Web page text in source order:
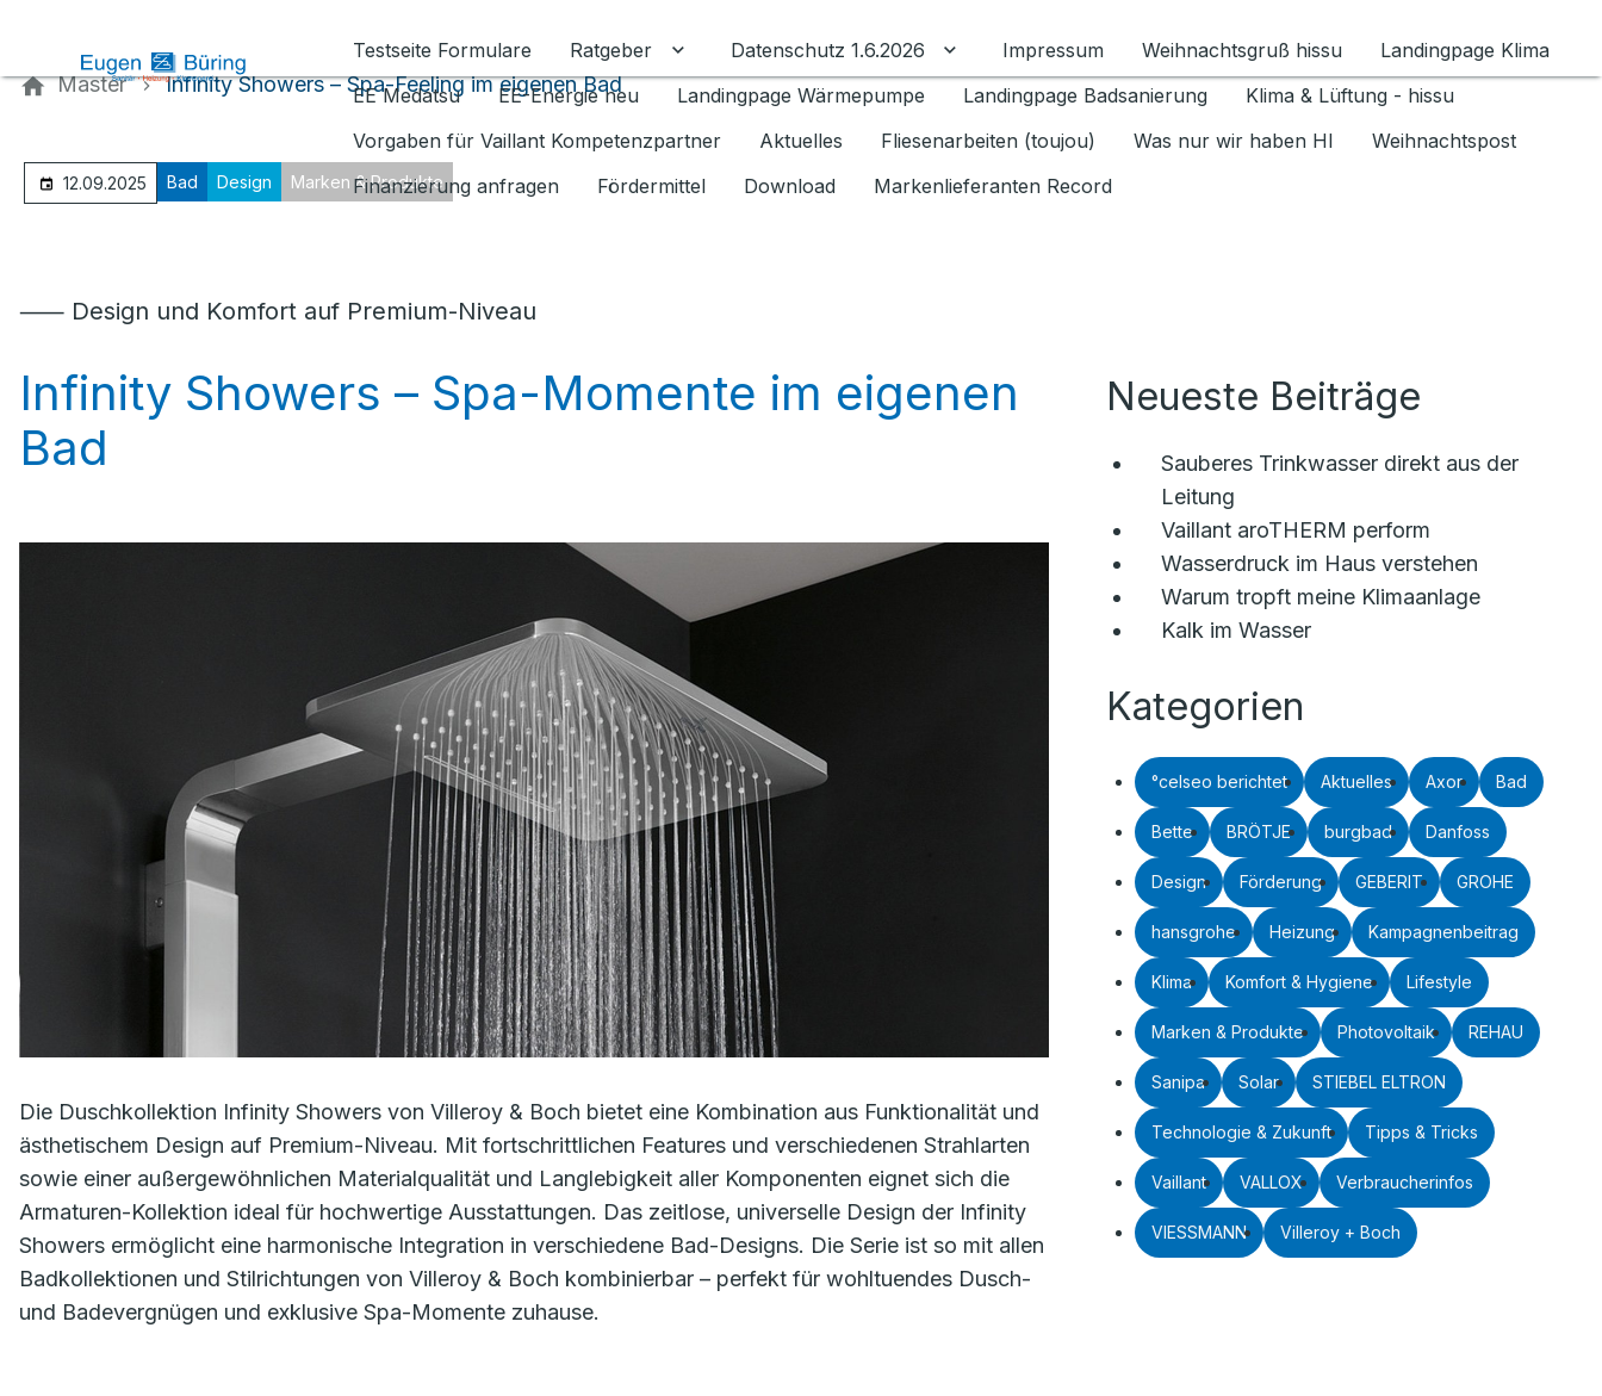
Testseite Formulare
Ratgeber Untermenü für Ratgeber umschalten
Datenschutz 1.6.2026 Untermenü für Datenschutz 1.6.2026 umschalten
Impressum Weihnachtsgruß hissu
Landingpage Klima
EE Medatsu
EE-Energie neu Landingpage Wärmepumpe Landingpage Badsanierung
Klima & Lüftung - hissu
Vorgaben für Vaillant Kompetenzpartner
Aktuelles Fliesenarbeiten (toujou) Was nur wir haben HI
Weihnachtspost
Finanzierung anfragen
Fördermittel Download Markenlieferanten Record
Master Infinity Showers – Spa-Feeling im eigenen Bad
12.09.2025 Bad Design Marken & Produkte
⸺ Design und Komfort auf Premium-Niveau
Infinity Showers – Spa-Momente im eigenen
Bad
Die Duschkollektion Infinity Showers von Villeroy & Boch bietet eine Kombination aus Funktionalität und
ästhetischem Design auf Premium-Niveau. Mit fortschrittlichen Features und verschiedenen Strahlarten
sowie einer außergewöhnlichen Materialqualität und Langlebigkeit aller Komponenten eignet sich die
Armaturen-Kollektion ideal für hochwertige Ausstattungen. Das zeitlose, universelle Design der Infinity
Showers ermöglicht eine harmonische Integration in verschiedene Bad-Designs. Die Serie ist so mit allen
Badkollektionen und Stilrichtungen von Villeroy & Boch kombinierbar – perfekt für wohltuendes Dusch-
und Badevergnügen und exklusive Spa-Momente zuhause.
Neueste Beiträge
Sauberes Trinkwasser direkt aus der
Leitung
Vaillant aroTHERM perform
Wasserdruck im Haus verstehen
Warum tropft meine Klimaanlage
Kalk im Wasser
Kategorien
°celseo berichtet Aktuelles Axor Bad
Bette BRÖTJE burgbad Danfoss
Design Förderung GEBERIT GROHE
hansgrohe Heizung Kampagnenbeitrag
Klima Komfort & Hygiene Lifestyle
Marken & Produkte Photovoltaik REHAU
Sanipa Solar STIEBEL ELTRON
Technologie & Zukunft Tipps & Tricks
Vaillant VALLOX Verbraucherinfos
VIESSMANN Villeroy + Boch